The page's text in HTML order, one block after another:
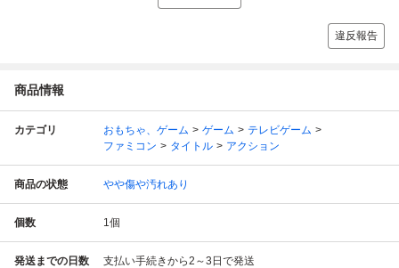
違反報告
商品情報
カテゴリ おもちゃ、ゲーム ゲーム
テレビゲーム
ファミコン
タイトル アクション
商品の状態 やや傷や汚れあり
個数 1個
発送までの日数 支払い手続きから2～3日で発送